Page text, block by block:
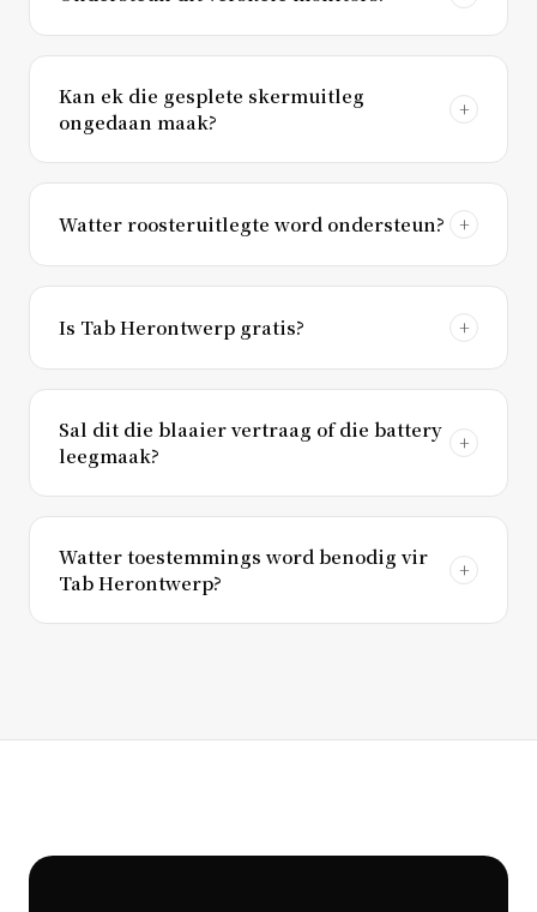
Kan ek die gesplete skermuitleg
ongedaan maak?
Watter roosteruitlegte word ondersteun?
Is Tab Herontwerp gratis?
Sal dit die blaaier vertraag of die battery
leegmaak?
Watter toestemmings word benodig vir
Tab Herontwerp?